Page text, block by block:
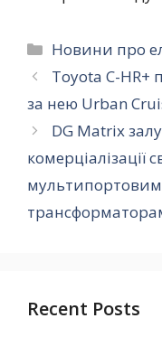
Категорії
Новини про
Toyota C-HR+
за нею Urban
DG Matrix
комерціалізації
Recent Posts